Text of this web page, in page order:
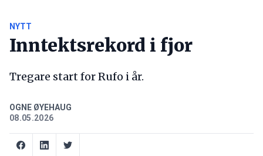
NYTT
Inntektsrekord i fjor
Tregare start for Rufo i år.
OGNE ØYEHAUG
08.05.2026